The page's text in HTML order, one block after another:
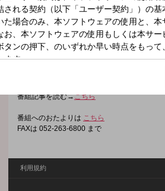
放送時間
2025年8月18日（月）06:30～
番組名
CBCラジオ ＃プラス！
時事ニュースからエンタメまで、あなたの朝
あなたの朝に情報をプラス！元気をプラス！
番組記事を読む→こちら
番組へのおたよりは こちら
FAXは 052-263-6800 まで
利用規約